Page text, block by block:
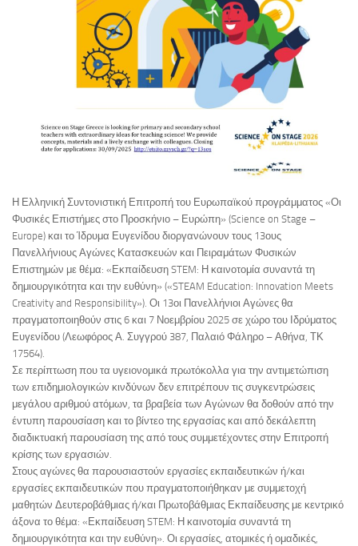
Η Ελληνική Συντονιστική Επιτροπή του Ευρωπαϊκού προγράμματος «Οι
Φυσικές Επιστήμες στο Προσκήνιο – Ευρώπη» (Science on Stage –
Europe) και το Ίδρυμα Ευγενίδου διοργανώνουν τους 13ους
Πανελλήνιους Αγώνες Κατασκευών και Πειραμάτων Φυσικών
Επιστημών με θέμα: «Εκπαίδευση STEM: Η καινοτομία συναντά τη
δημιουργικότητα και την ευθύνη» («STEAM Education: Innovation Meets
Creativity and Responsibility»). Οι 13οι Πανελλήνιοι Αγώνες θα
πραγματοποιηθούν στις 6 και 7 Νοεμβρίου 2025 σε χώρο του Ιδρύματος
Ευγενίδου (Λεωφόρος Α. Συγγρού 387, Παλαιό Φάληρο – Αθήνα, ΤΚ
17564).
Σε περίπτωση που τα υγειονομικά πρωτόκολλα για την αντιμετώπιση
των επιδημιολογικών κινδύνων δεν επιτρέπουν τις συγκεντρώσεις
μεγάλου αριθμού ατόμων, τα βραβεία των Αγώνων θα δοθούν από την
έντυπη παρουσίαση και το βίντεο της εργασίας και από δεκάλεπτη
διαδικτυακή παρουσίαση της από τους συμμετέχοντες στην Επιτροπή
κρίσης των εργασιών.
Στους αγώνες θα παρουσιαστούν εργασίες εκπαιδευτικών ή/και
εργασίες εκπαιδευτικών που πραγματοποιήθηκαν με συμμετοχή
μαθητών Δευτεροβάθμιας ή/και Πρωτοβάθμιας Εκπαίδευσης με κεντρικό
άξονα το θέμα: «Εκπαίδευση STEM: Η καινοτομία συναντά τη
δημιουργικότητα και την ευθύνη». Οι εργασίες, ατομικές ή ομαδικές,